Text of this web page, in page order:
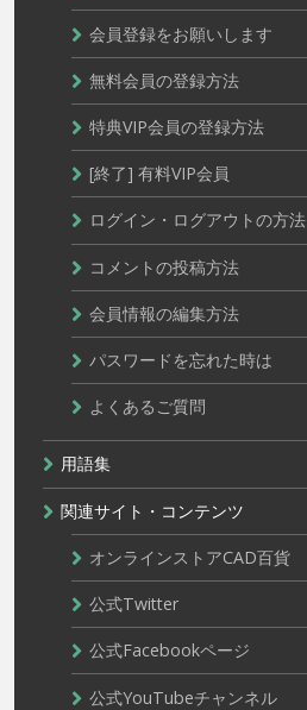
会員登録をお願いします
無料会員の登録方法
特典VIP会員の登録方法
[終了] 有料VIP会員
ログイン・ログアウトの方法
コメントの投稿方法
会員情報の編集方法
パスワードを忘れた時は
よくあるご質問
用語集
関連サイト・コンテンツ
オンラインストアCAD百貨
公式Twitter
公式Facebookページ
公式YouTubeチャンネル